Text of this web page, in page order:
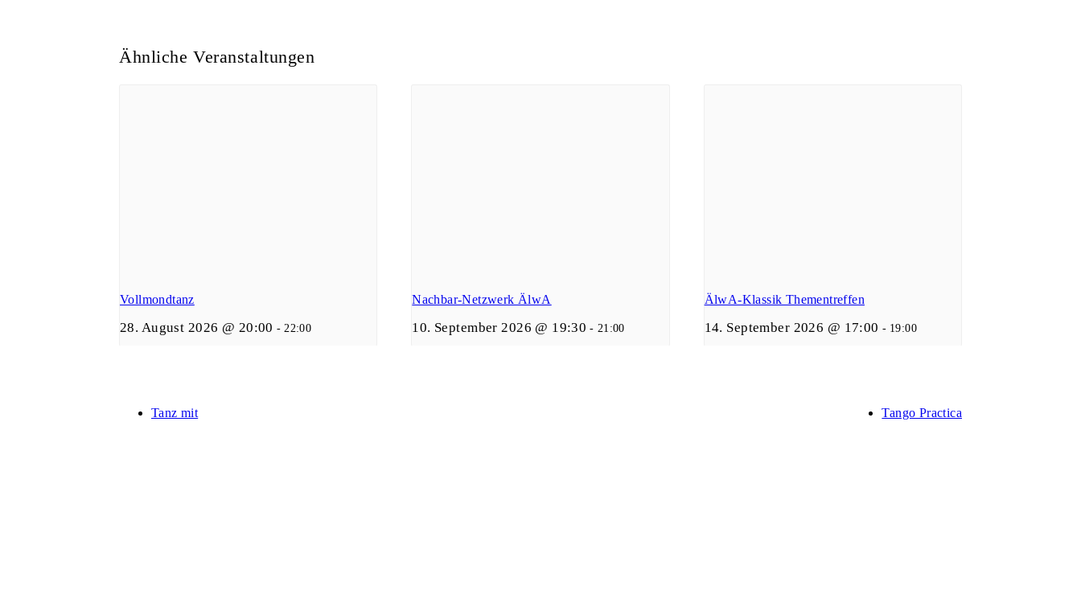
Ähnliche Veranstaltungen
Vollmondtanz
28. August 2026 @ 20:00 - 22:00
Nachbar-Netzwerk ÄlwA
10. September 2026 @ 19:30 - 21:00
ÄlwA-Klassik Thementreffen
14. September 2026 @ 17:00 - 19:00
Tanz mit Tango Practica